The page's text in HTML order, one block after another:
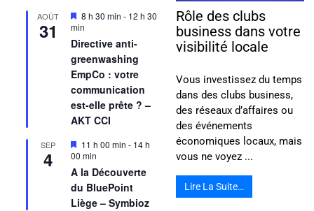
AOÛT
31
Mis
en
avant
8 h 30 min - 12 h 30
min
Directive anti-
greenwashing
EmpCo : votre
communication
est-elle prête ? –
AKT CCI
SEP
4
Mis
en
avant
11 h 00 min - 14 h
00 min
A la Découverte
du BluePoint
Liège – Symbioz
Rôle des clubs
business dans votre
visibilité locale
Vous investissez du temps
dans des clubs business,
des réseaux d’affaires ou
des événements
économiques locaux, mais
vous ne voyez ...
Lire La Suite…